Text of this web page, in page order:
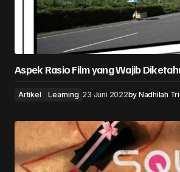
Aspek Rasio Film yang Wajib
Artikel Learning 23 Juni 2022by Nadhilah